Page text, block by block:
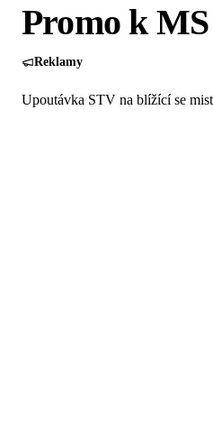
Promo k
Reklamy
Upoutávka STV na blížící se